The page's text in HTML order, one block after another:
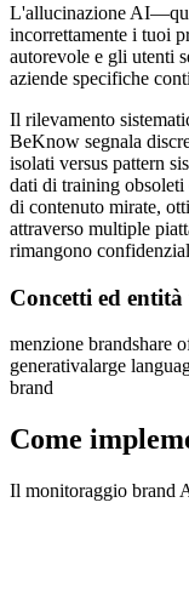
L'allucinazione
incorrettamente i tuoi
autorevole e gli utenti
aziende specifiche
Il rilevamento
BeKnow segnala
isolati versus pattern
dati di training
di contenuto mirate,
attraverso multiple
rimangono
Concetti ed
menzione brandshare
generativalarge
brand
Come
Il monitoraggio brand